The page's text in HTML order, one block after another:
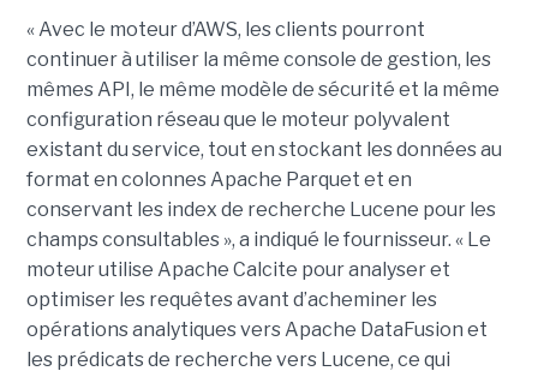
« Avec le moteur d’AWS, les clients pourront
continuer à utiliser la même console de gestion, les
mêmes API, le même modèle de sécurité et la même
configuration réseau que le moteur polyvalent
existant du service, tout en stockant les données au
format en colonnes Apache Parquet et en
conservant les index de recherche Lucene pour les
champs consultables », a indiqué le fournisseur. « Le
moteur utilise Apache Calcite pour analyser et
optimiser les requêtes avant d’acheminer les
opérations analytiques vers Apache DataFusion et
les prédicats de recherche vers Lucene, ce qui